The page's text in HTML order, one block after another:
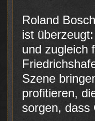
Roland
ist
und zugleich
Szene
profitieren,
sorgen, dass